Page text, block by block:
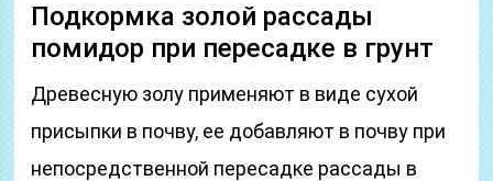
Подкормка золой рассады
помидор при пересадке в грунт
Древесную золу применяют в виде сухой
присыпки в почву, ее добавляют в почву при
непосредственной пересадке рассады в